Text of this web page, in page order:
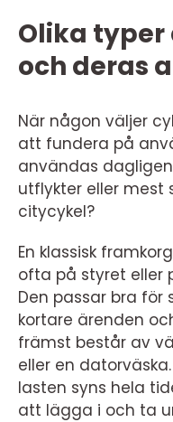
Olika
och deras
När någon väljer
att fundera på
användas
utflykter eller mest
citycykel?
En klassisk
ofta på styret eller
Den passar bra för
kortare ärenden
främst består av
eller en
lasten syns hela
att lägga i och ta